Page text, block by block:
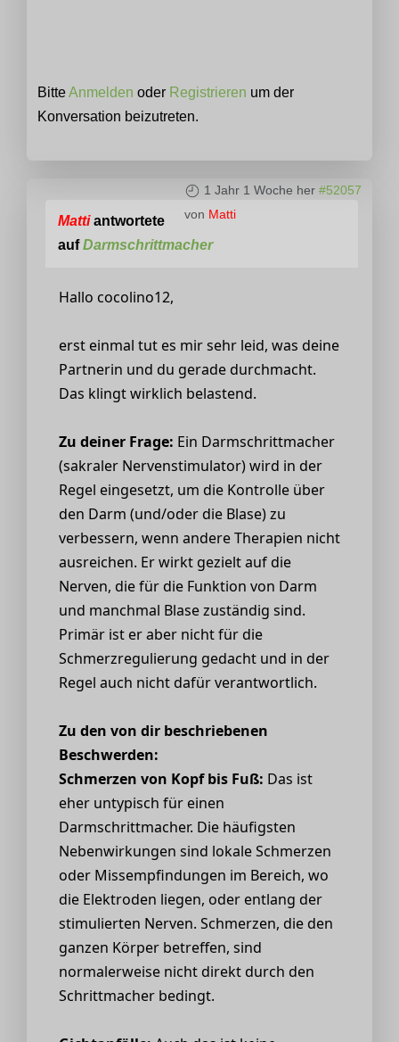
BitteAnmelden oder Registrieren um der
Konversation beizutreten.
1 Jahr 1 Woche her #52057
von Matti
Mattiantwortete
aufDarmschrittmacher
Hallo cocolino12,
erst einmal tut es mir sehr leid, was deine
Partnerin und du gerade durchmacht.
Das klingt wirklich belastend.
Zu deiner Frage: Ein Darmschrittmacher
(sakraler Nervenstimulator) wird in der
Regel eingesetzt, um die Kontrolle über
den Darm (und/oder die Blase) zu
verbessern, wenn andere Therapien nicht
ausreichen. Er wirkt gezielt auf die
Nerven, die für die Funktion von Darm
und manchmal Blase zuständig sind.
Primär ist er aber nicht für die
Schmerzregulierung gedacht und in der
Regel auch nicht dafür verantwortlich.
Zu den von dir beschriebenen
Beschwerden:
Schmerzen von Kopf bis Fuß: Das ist
eher untypisch für einen
Darmschrittmacher. Die häufigsten
Nebenwirkungen sind lokale Schmerzen
oder Missempfindungen im Bereich, wo
die Elektroden liegen, oder entlang der
stimulierten Nerven. Schmerzen, die den
ganzen Körper betreffen, sind
normalerweise nicht direkt durch den
Schrittmacher bedingt.